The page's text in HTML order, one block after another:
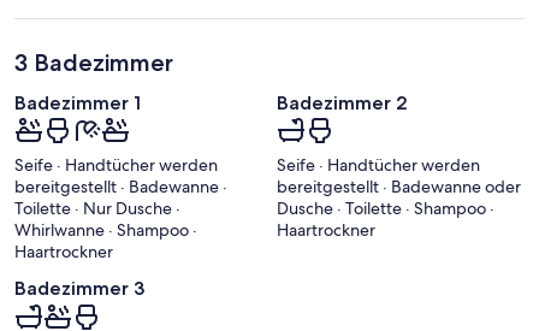
3 Badezimmer
Badezimmer 1
Seife · Handtücher werden
bereitgestellt · Badewanne ·
Toilette · Nur Dusche ·
Whirlwanne · Shampoo ·
Haartrockner
Badezimmer 2
Seife · Handtücher werden
bereitgestellt · Badewanne oder
Dusche · Toilette · Shampoo ·
Haartrockner
Badezimmer 3